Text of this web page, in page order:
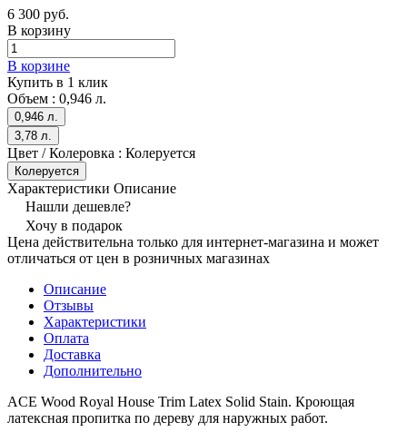
6 300 руб.
В корзину
В корзине
Купить в 1 клик
Объем : 0,946 л.
0,946 л.
3,78 л.
Цвет / Колеровка : Колеруется
Колеруется
Характеристики Описание
Нашли дешевле?
Хочу в подарок
Цена действительна только для интернет-магазина и может
отличаться от цен в розничных магазинах
Описание
Отзывы
Характеристики
Оплата
Доставка
Дополнительно
ACE Wood Royal House Trim Latex Solid Stain. Кроющая
латексная пропитка по дереву для наружных работ.